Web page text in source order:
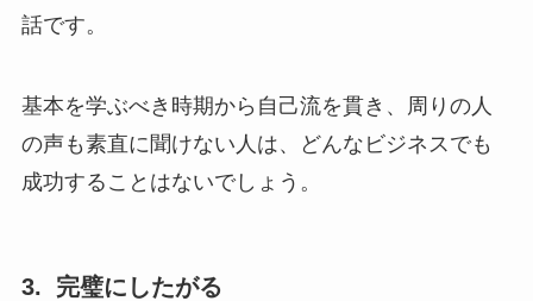
話です。
基本を学ぶべき時期から自己流を貫き、周りの人
の声も素直に聞けない人は、どんなビジネスでも
成功することはないでしょう。
3. 完璧にしたがる